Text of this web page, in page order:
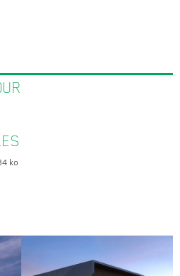
ko